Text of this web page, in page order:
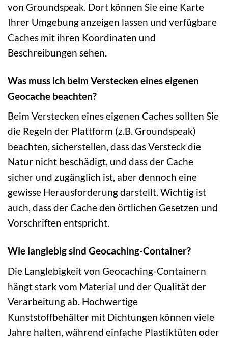
von Groundspeak. Dort können Sie eine Karte
Ihrer Umgebung anzeigen lassen und verfügbare
Caches mit ihren Koordinaten und
Beschreibungen sehen.
Was muss ich beim Verstecken eines eigenen
Geocache beachten?
Beim Verstecken eines eigenen Caches sollten Sie
die Regeln der Plattform (z.B. Groundspeak)
beachten, sicherstellen, dass das Versteck die
Natur nicht beschädigt, und dass der Cache
sicher und zugänglich ist, aber dennoch eine
gewisse Herausforderung darstellt. Wichtig ist
auch, dass der Cache den örtlichen Gesetzen und
Vorschriften entspricht.
Wie langlebig sind Geocaching-Container?
Die Langlebigkeit von Geocaching-Containern
hängt stark vom Material und der Qualität der
Verarbeitung ab. Hochwertige
Kunststoffbehälter mit Dichtungen können viele
Jahre halten, während einfache Plastiktüten oder